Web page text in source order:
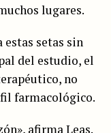
lugares.
setas sin
del estudio, el
no
farmacológico.
afirma Leas.